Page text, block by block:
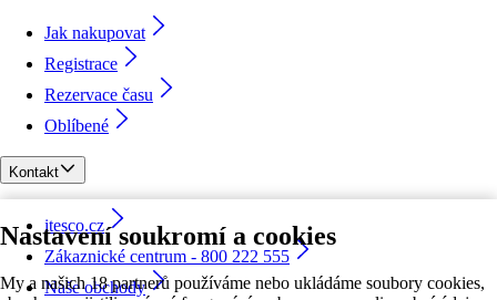
Nastavení soukromí a cookies
My a našich 18 partnerů používáme nebo ukládáme soubory cookies,
Jak nakupovat
Registrace
Rezervace času
Oblíbené
Kontakt
itesco.cz
Zákaznické centrum - 800 222 555
Naše obchody